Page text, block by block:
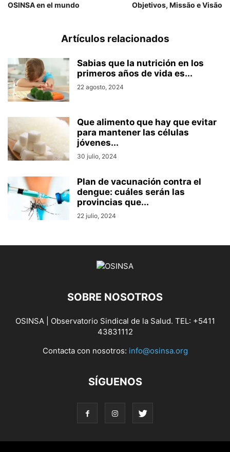
OSINSA en el mundo Objetivos, Missão e Visão
Artículos relacionados
Sabias que la nutrición en los
primeros años de vida es...
22 agosto, 2024
Que alimento que hay que evitar
para mantener las células
jóvenes...
30 julio, 2024
Plan de vacunación contra el
dengue: cuáles serán las
provincias que...
22 julio, 2024
SOBRE NOSOTROS
OSINSA | Observatorio Sindical de la Salud. TEL: +5411
43831112
Contacta con nosotros: info@osinsa.org
SÍGUENOS